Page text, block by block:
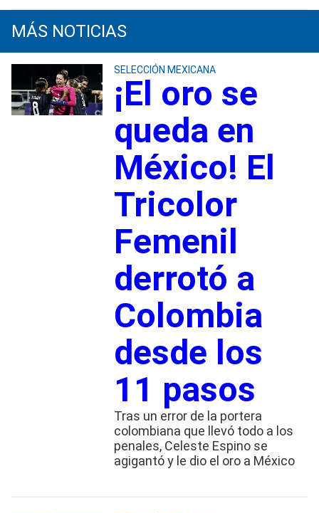
MÁS NOTICIAS
SELECCIÓN MEXICANA
¡El oro se
queda en
México! El
Tricolor
Femenil
derrotó a
Colombia
desde los
11 pasos
Tras un error de la portera
colombiana que llevó todo a los
penales, Celeste Espino se
agigantó y le dio el oro a México